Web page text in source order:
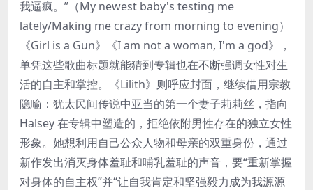
我逼疯。”（My newest baby's testing me
lately/Making me crazy from morning to evening）
《Girl is a Gun》《I am not a woman, I'm a god》，
单凭这些歌曲标题就能猜到专辑也在不断强调女性对生
活的自主和掌控。《Lilith》则呼应封面，继续借用宗教
隐喻：犹太民间传说中亚当的第一个妻子莉莉丝，指向
Halsey 在专辑中塑造的，拒绝依附男性存在的独立女性
形象。她想利用自己公众人物和母亲的双重身份，通过
新作发出消灭身体羞耻和哺乳羞耻的声音，要“重新掌握
对身体的自主权”并“让自我肯定和坚强毅力成为我源源